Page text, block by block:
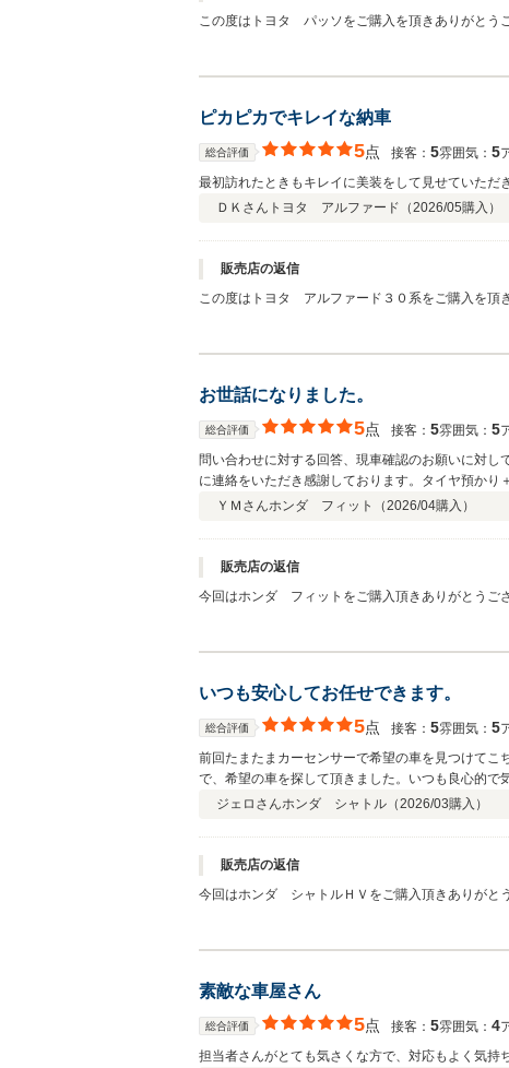
この度はトヨタ パッソをご購入を頂きありがとう
ピカピカでキレイな納車
総合評価 5点 接客： 5雰囲気： 5
最初訪れたときもキレイに美装をして見せていただ
ＤＫさん トヨタ アルファード（2026/05購入）
販売店の返信
この度はトヨタ アルファード３０系をご購入を頂
お世話になりました。
総合評価 5点 接客： 5雰囲気： 5
問い合わせに対する回答、現車確認のお願いに対
に連絡をいただき感謝しております。タイヤ預かり
ＹＭさんホンダ フィット（2026/04購入）
販売店の返信
今回はホンダ フィットをご購入頂きありがとうご
いつも安心してお任せできます。
総合評価 5点 接客： 5雰囲気： 5
前回たまたまカーセンサーで希望の車を見つけて
で、希望の車を探して頂きました。いつも良心的で
ジェロさんホンダ シャトル（2026/03購入）
販売店の返信
今回はホンダ シャトルＨＶをご購入頂きありがと
素敵な車屋さん
総合評価 5点 接客： 5雰囲気： 4
担当者さんがとても気さくな方で、対応もよく気持